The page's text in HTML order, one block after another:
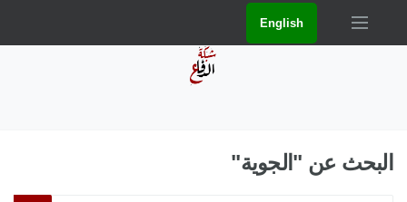
English
البحث عن "الجوية"